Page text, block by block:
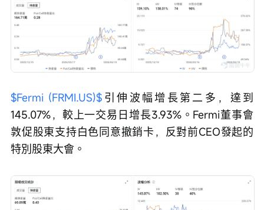
$Fermi (FRMI.US)$ 引伸波幅增長第二多，達到
145.07%，較上一交易日增長3.93%。Fermi董事會
敦促股東支持白色同意撤銷卡，反對前CEO發起的
特別股東大會。